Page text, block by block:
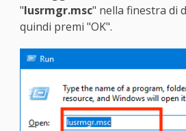
"lusrmgr.msc" nella finestra di
quindi premi "OK".